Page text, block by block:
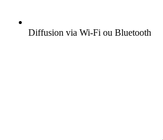
Diffusion via Wi-Fi ou Bluetooth